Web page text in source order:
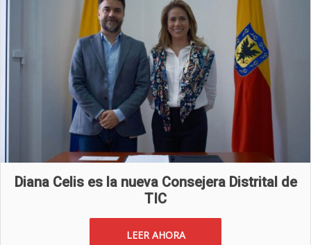
Diana Celis es la nueva Consejera Distrital de
TIC
LEER AHORA